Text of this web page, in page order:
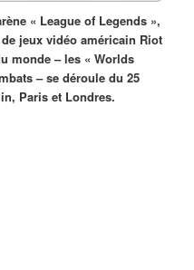
« League of Legends »,
jeux vidéo américain Riot
monde – les « Worlds
– se déroule du 25
Paris et Londres.